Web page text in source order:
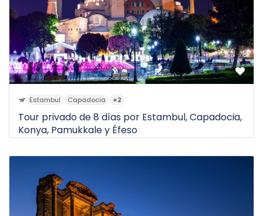
Estambul Capadocia +2
Tour privado de 8 días por Estambul, Capadocia,
Konya, Pamukkale y Éfeso
8D